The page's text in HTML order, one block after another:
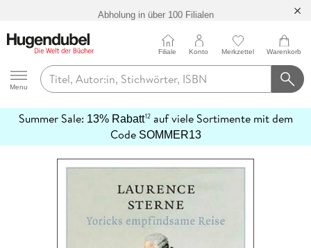
Abholung in über 100 Filialen
Hugendubel
Menu
Filiale Konto Merkzettel Warenkorb
Summer Sale: 13% Rabatt12auf viele Sortimente mit dem
Code SOMMER13
erfahren